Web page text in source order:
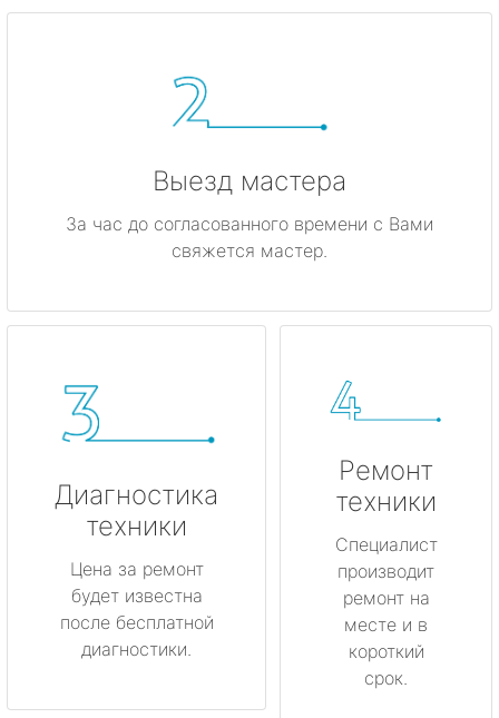
Выезд мастера
За час до согласованного времени с Вами
свяжется мастер.
Диагностика
техники
Цена за ремонт
будет известна
после бесплатной
диагностики.
Ремонт
техники
Специалист
производит
ремонт на
месте и в
короткий
срок.